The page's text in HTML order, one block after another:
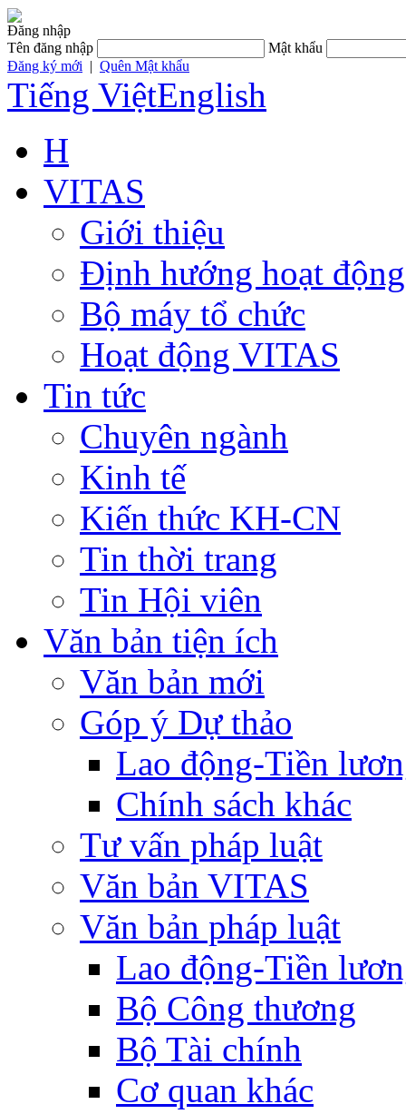
Đăng nhập
Tên đăng nhập
Mật khẩu
Đăng ký mới | Quên Mật khẩu
Tiếng ViệtEnglish
H
VITAS
Giới thiệu
Định hướng hoạt động
Bộ máy tổ chức
Hoạt động VITAS
Tin tức
Chuyên ngành
Kinh tế
Kiến thức KH-CN
Tin thời trang
Tin Hội viên
Văn bản tiện ích
Văn bản mới
Góp ý Dự thảo
Lao động-Tiền
Chính sách khác
Tư vấn pháp luật
Văn bản VITAS
Văn bản pháp luật
Lao động-Tiền
Bộ Công thương
Bộ Tài chính
Cơ quan khác